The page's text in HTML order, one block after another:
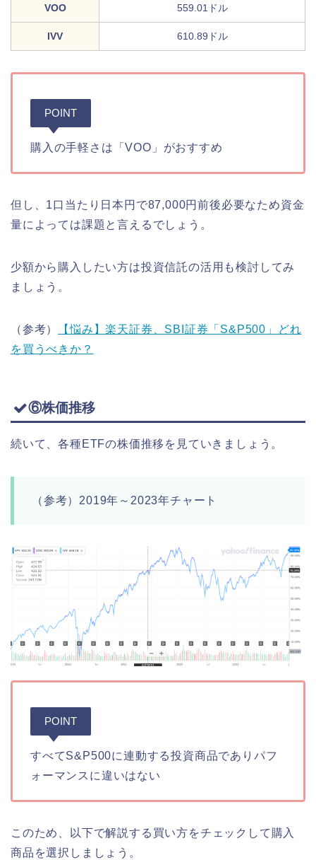
VOO 559.01ドル
IVV 610.89ドル
POINT
購入の手軽さは「VOO」がおすすめ
但し、1口当たり日本円で87,000円前後必要なため資金
量によっては課題と言えるでしょう。
少額から購入したい方は投資信託の活用も検討してみ
ましょう。
（参考）
【悩み】楽天証券、SBI証券「S&P500」どれ
を買うべきか？
⑥株価推移
続いて、各種ETFの株価推移を見ていきましょう。
（参考）2019年～2023年チャート
POINT
すべてS&P500に連動する投資商品でありパフ
ォーマンスに違いはない
このため、以下で解説する買い方をチェックして購入
商品を選択しましょう。